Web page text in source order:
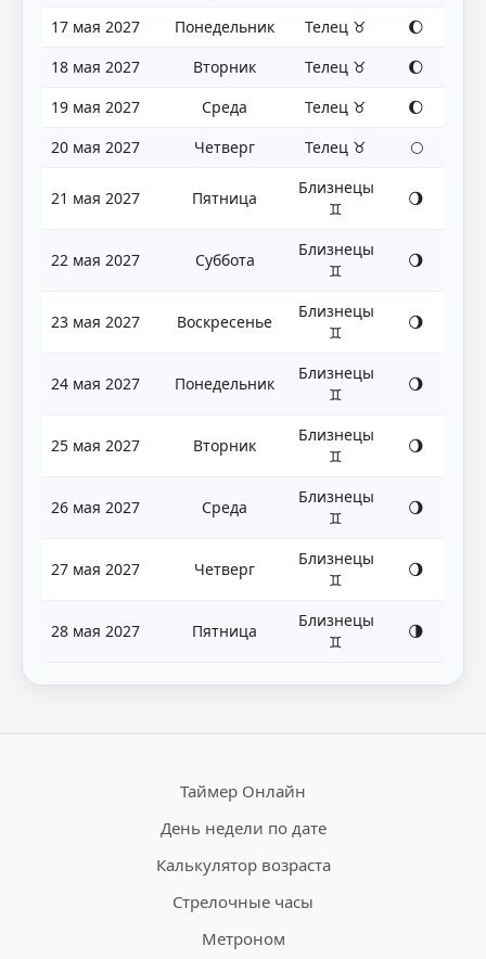
17 мая 2027
Понедельник Телец ♉
🌔
18 мая 2027
Вторник Телец ♉
🌔
19 мая 2027
Среда Телец ♉
🌔
20 мая 2027
Четверг Телец ♉ 🌕
21 мая 2027 Пятница
Близнецы
♊
🌖
22 мая 2027 Суббота
Близнецы
♊
🌖
23 мая 2027 Воскресенье
Близнецы
♊
🌖
24 мая 2027 Понедельник
Близнецы
♊
🌖
25 мая 2027 Вторник
Близнецы
♊
🌖
26 мая 2027 Среда
Близнецы
♊
🌖
27 мая 2027 Четверг
Близнецы
♊
🌖
28 мая 2027 Пятница
Близнецы
♊
🌗
Таймер Онлайн
День недели по дате
Калькулятор возраста
Стрелочные часы
Метроном